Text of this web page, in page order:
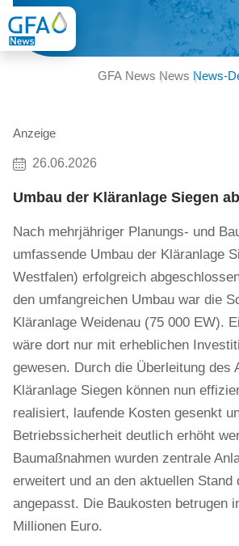
GFA News News News-
Anzeige
26.06.2026
Umbau der Kläranlage Siegen
Nach mehrjähriger Planungs- und
umfassende Umbau der Kläranlage
Westfalen) erfolgreich
den umfangreichen Umbau war die
Kläranlage Weidenau (75 000 EW).
wäre dort nur mit erheblichen
gewesen. Durch die Überleitung des
Kläranlage Siegen können nun
realisiert, laufende Kosten gesenkt
Betriebssicherheit deutlich erhöht
Baumaßnahmen wurden zentrale
erweitert und an den aktuellen Stand
angepasst. Die Baukosten betrugen
Millionen Euro.